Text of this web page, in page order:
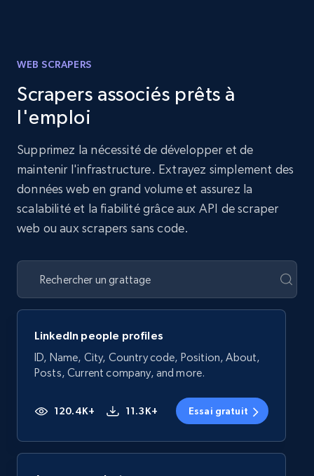
WEB SCRAPERS
Scrapers associés prêts à
l'emploi
Supprimez la nécessité de développer et de
maintenir l'infrastructure. Extrayez simplement des
données web en grand volume et assurez la
scalabilité et la fiabilité grâce aux API de scraper
web ou aux scrapers sans code.
LinkedIn people profiles
ID, Name, City, Country code, Position, About,
Posts, Current company, and more.
120.4K+ 11.3K+ Essai gratuit